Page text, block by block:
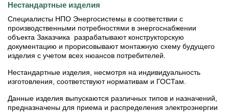
Нестандартные изделия
Специалисты НПО Энергосистемы в соответствии с
производственными потребностями в энергоснабжении
объекта Заказчика разрабатывают конструкторскую
документацию и прорисовывают монтажную схему будущего
изделия с учетом всех нюансов потребителей.
Нестандартные изделия, несмотря на индивидуальность
изготовления, соответствуют нормативам и ГОСТам.
Данные изделия выпускаются различных типов и назначений,
предназначены для приема и распределения электроэнергии